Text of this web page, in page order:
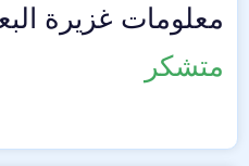
معلومات غزيرة
متشكر